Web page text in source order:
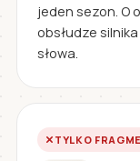
jeden sezon. O
obsłudze
słowa.
TYLKO